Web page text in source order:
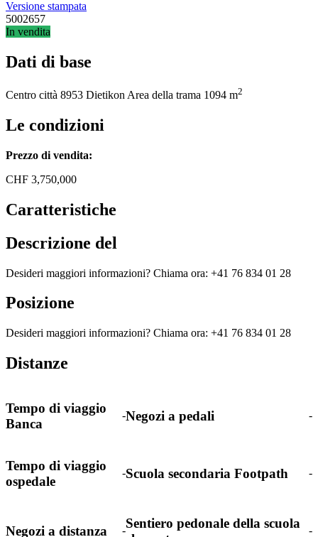
Versione stampata
5002657
In vendita
Dati di base
Centro città 8953 Dietikon Area della trama 1094 m2
Le condizioni
Prezzo di vendita:
CHF 3,750,000
Caratteristiche
Descrizione del
Desideri maggiori informazioni? Chiama ora: +41 76 834 01 28
Posizione
Desideri maggiori informazioni? Chiama ora: +41 76 834 01 28
Distanze
Tempo di viaggio
Banca
-Negozi a pedali -
Tempo di viaggio
ospedale
-Scuola secondaria Footpath -
Negozi a distanza -Sentiero pedonale della scuola
-